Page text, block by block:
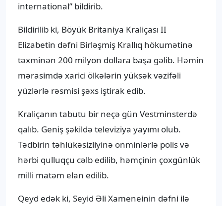
international” bildirib.
Bildirilib ki, Böyük Britaniya Kraliçası II
Elizabetin dəfni Birləşmiş Krallıq hökumətinə
təxminən 200 milyon dollara başa gəlib. Həmin
mərasimdə xarici ölkələrin yüksək vəzifəli
yüzlərlə rəsmisi şəxs iştirak edib.
Kraliçanın tabutu bir neçə gün Vestminsterdə
qalıb. Geniş şəkildə televiziya yayımı olub.
Tədbirin təhlükəsizliyinə onminlərlə polis və
hərbi qulluqçu cəlb edilib, həmçinin çoxgünlük
milli matəm elan edilib.
Qeyd edək ki, Seyid Əli Xameneinin dəfni ilə